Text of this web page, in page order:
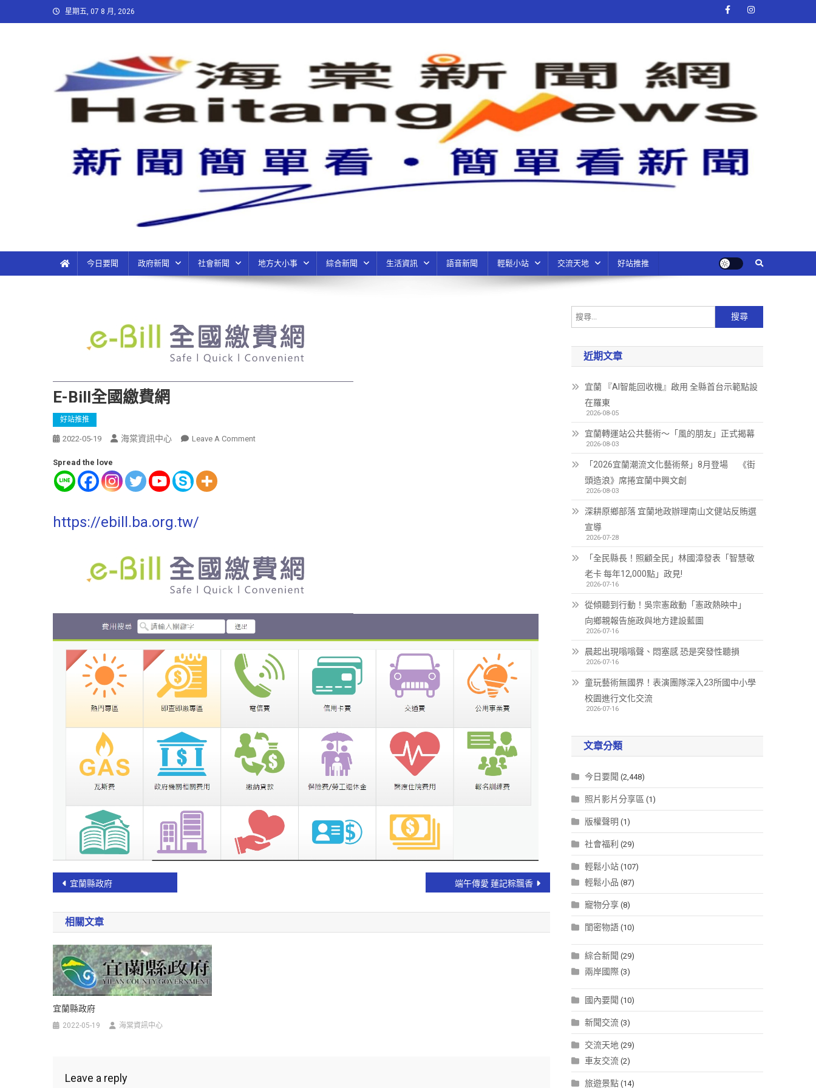
星期五, 07 8 月, 2026
今日要聞 政府新聞 社會新聞 地方大小事 綜合新聞 生活資訊 語音新聞 輕鬆小站 交流天地 好站推推
E-Bill全國繳費網
好站推推
2022-05-19 海棠資訊中心 Leave A Comment
Spread the love
https://ebill.ba.org.tw/
宜蘭縣政府 端午傳愛 蓮記粽飄香
相關文章
宜蘭縣政府
2022-05-19 海棠資訊中心
Leave a reply
近期文章
宜蘭 『AI智能回收機』啟用 全縣首台示範點設
在羅東
2026-08-05
宜蘭轉運站公共藝術～「風的朋友」正式揭幕
2026-08-03
「2026宜蘭潮流文化藝術祭」8月登場 《街
頭造浪》席捲宜蘭中興文創
2026-08-03
深耕原鄉部落 宜蘭地政辦理南山文健站反賄選
宣導
2026-07-28
「全民縣長！照顧全民」林國漳發表「智慧敬
老卡 每年12,000點」政見!
2026-07-16
從傾聽到行動！吳宗憲啟動「憲政熱映中」
向鄉親報告施政與地方建設藍圖
2026-07-16
晨起出現嗡嗡聲、悶塞感 恐是突發性聽損
2026-07-16
童玩藝術無國界！表演團隊深入23所國中小學
校園進行文化交流
2026-07-16
文章分類
今日要聞 (2,448)
照片影片分享區 (1)
版權聲明 (1)
社會福利 (29)
輕鬆小站 (107)
輕鬆小品 (87)
寵物分享 (8)
閨密物語 (10)
綜合新聞 (29)
兩岸國際 (3)
國內要聞 (10)
新聞交流 (3)
交流天地 (29)
車友交流 (2)
旅遊景點 (14)